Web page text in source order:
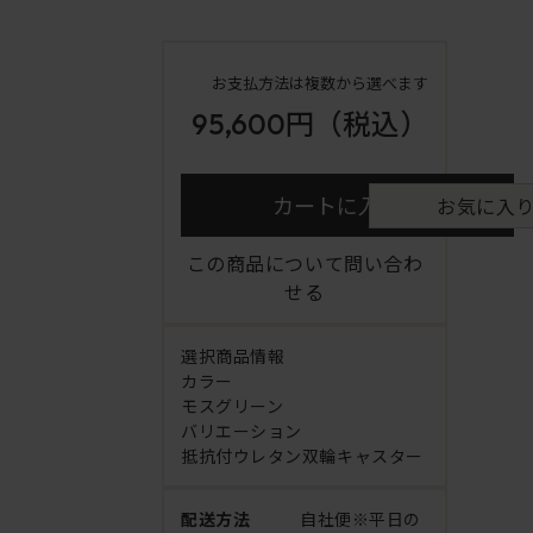
お支払方法は複数から選べます
95,600円 （税込）
カートに入れる お気に入
この商品について問い合わ
せる
選択商品情報
カラー
モスグリーン
バリエーション
抵抗付ウレタン双輪キャスター
配送方法
自社便※平日の